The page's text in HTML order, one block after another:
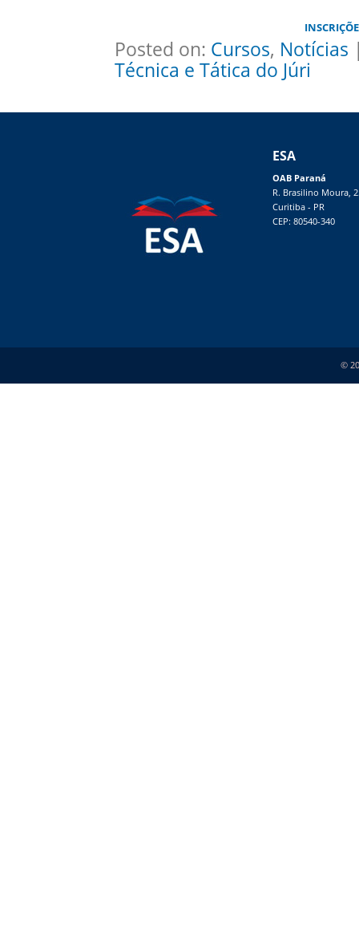
Posted on: Cursos, Notícias
Técnica e Tática do Júri
ESA
OAB Paraná
R. Brasilino Moura,
Curitiba - PR
CEP: 80540-340
©